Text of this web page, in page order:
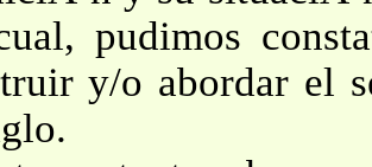
pudimos
y/o abordar el